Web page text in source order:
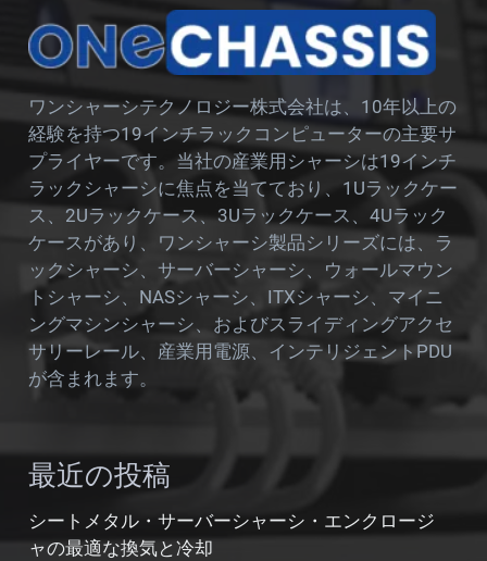
ワンシャーシテクノロジー株式会社は、10年以上の
経験を持つ19インチラックコンピューターの主要サ
プライヤーです。当社の産業用シャーシは19インチ
ラックシャーシに焦点を当てており、1Uラックケー
ス、2Uラックケース、3Uラックケース、4Uラック
ケースがあり、ワンシャーシ製品シリーズには、ラ
ックシャーシ、サーバーシャーシ、ウォールマウン
トシャーシ、NASシャーシ、ITXシャーシ、マイニ
ングマシンシャーシ、およびスライディングアクセ
サリーレール、産業用電源、インテリジェントPDU
が含まれます。
最近の投稿
シートメタル・サーバーシャーシ・エンクロージ
ャの最適な換気と冷却